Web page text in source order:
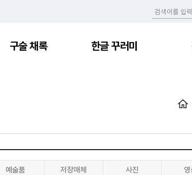
구술 채록 한글 꾸러미
예술품 저장매체 사진 영